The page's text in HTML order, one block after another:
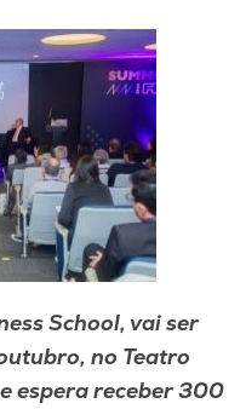
School, vai ser
no Teatro
espera receber 300